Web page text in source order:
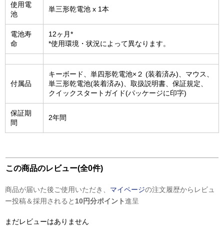
使用電
池
単三形乾電池 x 1本
電池寿
命
12ヶ月*
*使用環境・状況によって異なります。
付属品
キーボード、単四形乾電池×２ (装着済み)、マウス、
単三形乾電池(装着済み)、取扱説明書、保証規定、
クイックスタートガイド(パッケージに印字)
保証期
間
2年間
この商品のレビュー(全0件)
商品が届いた後ご使用いただき、 マイページの注文履歴からレビュ
ー投稿＆採用されると 10円分ポイント進呈
まだレビューはありません